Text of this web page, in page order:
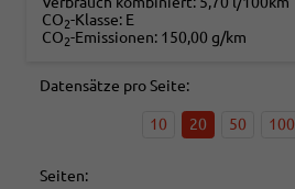
CO2-Klasse: E
CO2-Emissionen: 150,00 g/km
Datensätze pro Seite:
10 20 50 100
Seiten: